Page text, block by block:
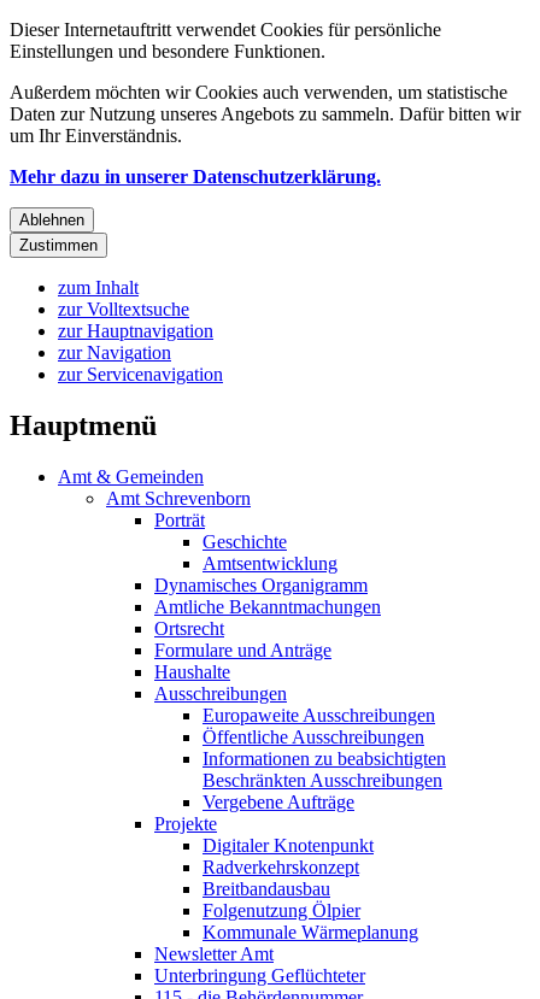
Dieser Internetauftritt verwendet Cookies für persönliche
Einstellungen und besondere Funktionen.
Außerdem möchten wir Cookies auch verwenden, um statistische
Daten zur Nutzung unseres Angebots zu sammeln. Dafür bitten wir
um Ihr Einverständnis.
Mehr dazu in unserer Datenschutzerklärung.
Ablehnen
Zustimmen
zum Inhalt
zur Volltextsuche
zur Hauptnavigation
zur Navigation
zur Servicenavigation
Hauptmenü
Amt & Gemeinden
Amt Schrevenborn
Porträt
Geschichte
Amtsentwicklung
Dynamisches Organigramm
Amtliche Bekanntmachungen
Ortsrecht
Formulare und Anträge
Haushalte
Ausschreibungen
Europaweite Ausschreibungen
Öffentliche Ausschreibungen
Informationen zu beabsichtigten
Beschränkten Ausschreibungen
Vergebene Aufträge
Projekte
Digitaler Knotenpunkt
Radverkehrskonzept
Breitbandausbau
Folgenutzung Ölpier
Kommunale Wärmeplanung
Newsletter Amt
Unterbringung Geflüchteter